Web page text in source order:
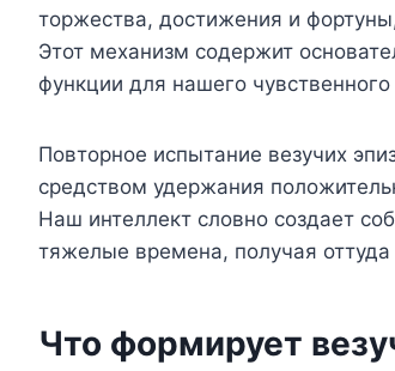
торжества, достижения и
Этот механизм содержит
функции для нашего
Повторное испытание везучих
средством удержания
Наш интеллект словно создает
тяжелые времена, получая оттуда
Что формирует